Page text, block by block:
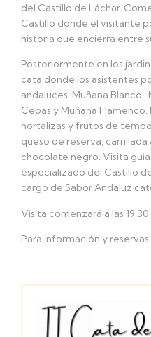
del Castillo de Láchar.
Castillo donde el visitante
historia que encierra entre
Posteriormente en los
cata donde los asistentes
andaluces: Muñana Blanco ,
Cepas y Muñana
hortalizas y frutos de
queso de reserva,
chocolate negro. Visita
especializado del Castillo
cargo de Sabor Andaluz
Visita comenzará a las 19:30
Para información y reservas